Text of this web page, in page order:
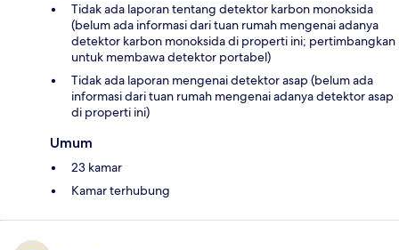
Tidak ada laporan tentang detektor karbon monoksida
(belum ada informasi dari tuan rumah mengenai adanya
detektor karbon monoksida di properti ini; pertimbangkan
untuk membawa detektor portabel)
Tidak ada laporan mengenai detektor asap (belum ada
informasi dari tuan rumah mengenai adanya detektor asap
di properti ini)
Umum
23 kamar
Kamar terhubung